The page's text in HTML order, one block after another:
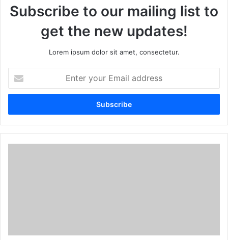
Subscribe to our mailing list to
get the new updates!
Lorem ipsum dolor sit amet, consectetur.
t
r
y